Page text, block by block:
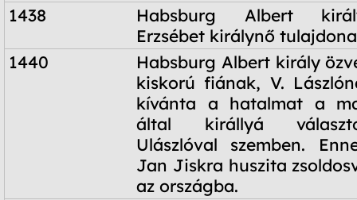
1438
Habsburg Albert
Erzsébet királynő
1440
Habsburg Albert király
kiskorú fiának, V.
kívánta a hatalmat a
által királlyá
Ulászlóval szemben.
Jan Jiskra huszita
az országba.